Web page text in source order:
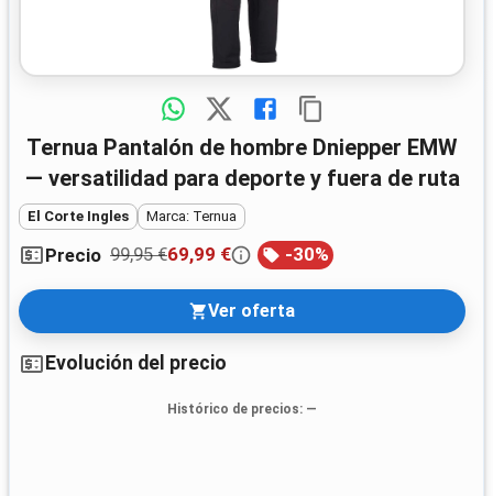
Ternua Pantalón de hombre Dniepper EMW
— versatilidad para deporte y fuera de ruta
El Corte Ingles Marca: Ternua
Precio 99,95 €69,99 € -30%
Ver oferta
Evolución del precio
Histórico de precios: —